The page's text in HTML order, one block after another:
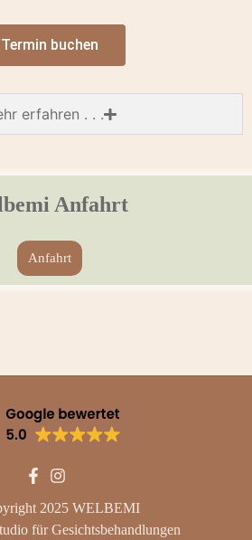
Termin buchen
erfahren . . .
Anfahrt
Anfahrt
2025 WELBEMI
für Gesichtsbehandlungen